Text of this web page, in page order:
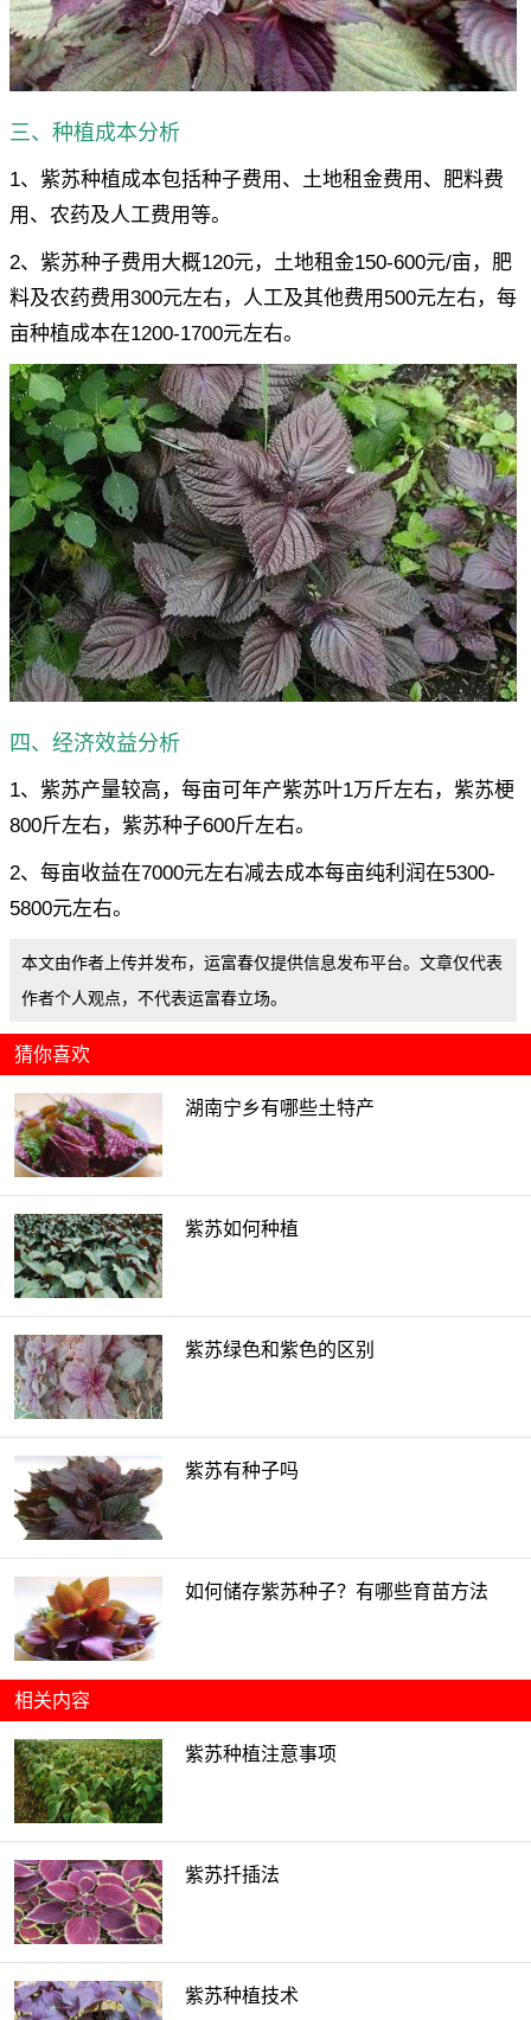
三、种植成本分析
1、紫苏种植成本包括种子费用、土地租金费用、肥料费
用、农药及人工费用等。
2、紫苏种子费用大概120元，土地租金150-600元/亩，肥
料及农药费用300元左右，人工及其他费用500元左右，每
亩种植成本在1200-1700元左右。
四、经济效益分析
1、紫苏产量较高，每亩可年产紫苏叶1万斤左右，紫苏梗
800斤左右，紫苏种子600斤左右。
2、每亩收益在7000元左右减去成本每亩纯利润在5300-
5800元左右。
本文由作者上传并发布，运富春仅提供信息发布平台。文章仅代表
作者个人观点，不代表运富春立场。
猜你喜欢
湖南宁乡有哪些土特产
紫苏如何种植
紫苏绿色和紫色的区别
紫苏有种子吗
如何储存紫苏种子？有哪些育苗方法
相关内容
紫苏种植注意事项
紫苏扦插法
紫苏种植技术